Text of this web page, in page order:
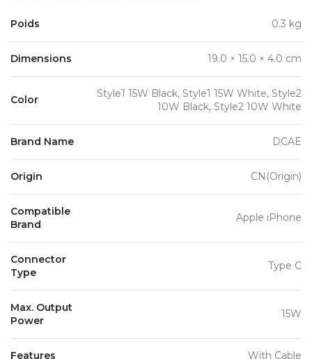
Poids 0.3 kg
Dimensions 19.0 × 15.0 × 4.0 cm
Color
Style1 15W Black, Style1 15W White, Style2
10W Black, Style2 10W White
Brand Name DCAE
Origin CN(Origin)
Compatible
Brand
Apple iPhone
Connector
Type
Type C
Max. Output
Power
15W
Features With Cable